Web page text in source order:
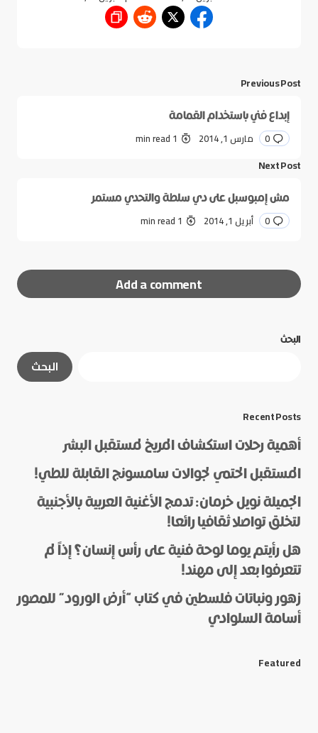
Previous Post
إبداع فني باستخدام القمامة
0 مارس 1, 2014 1 min read
Next Post
مش إمبوسبل على دي سلطة والتحدي مستمر
0 أبريل 1, 2014 1 min read
Add a comment
الحقول الإلزامية
Name
*
E-mail
*
البحث
البحث
Recent Posts
أهمية رحلات استكشاف المريخ لمستقبل البشر
المستقبل الحتمي لجوالات سامسونج القابلة للطي!
الجميلة نويل خرمان: تدمج الأغنية العربية بالأجنبية
لتخلق تواصلا ثقافيا رائعا!
هل رأيتم يوما لوحة فنية على رأس إنسان؟ إذاً لم
تتعرفوا بعد إلى مهند!
زهور ونباتات فلسطين في كتاب “أرض الورود” للمصور
أسامة السلوادي
Featured